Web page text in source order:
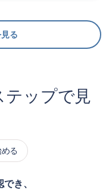
る
テップで見
る
き、